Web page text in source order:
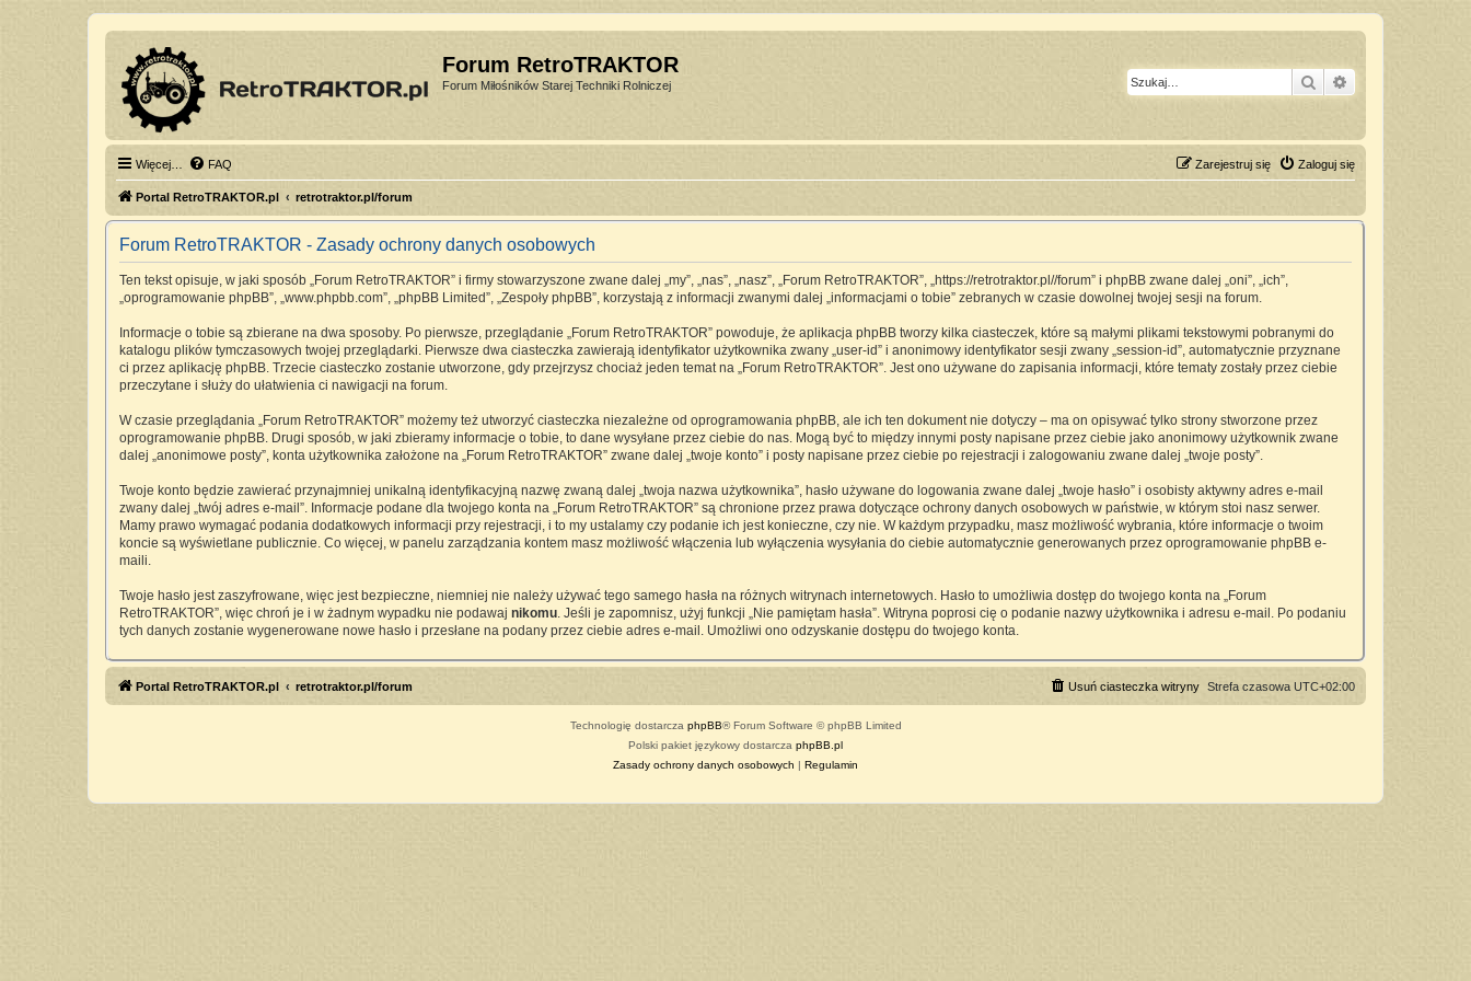
Forum RetroTRAKTOR
Forum Miłośników Starej Techniki Rolniczej Szukaj
Więcej… FAQ Zaloguj się
Zarejestruj się
Portal RetroTRAKTOR.pl retrotraktor.pl/forum
Forum RetroTRAKTOR - Zasady ochrony danych osobowych
Ten tekst opisuje, w jaki sposób „Forum RetroTRAKTOR” i firmy stowarzyszone zwane dalej „my”, „nas”, „nasz”, „Forum RetroTRAKTOR”, „https://retrotraktor.pl//forum” i phpBB zwane dalej „oni”, „ich”,
„oprogramowanie phpBB”, „www.phpbb.com”, „phpBB Limited”, „Zespoły phpBB”, korzystają z informacji zwanymi dalej „informacjami o tobie” zebranych w czasie dowolnej twojej sesji na forum.
Informacje o tobie są zbierane na dwa sposoby. Po pierwsze, przeglądanie „Forum RetroTRAKTOR” powoduje, że aplikacja phpBB tworzy kilka ciasteczek, które są małymi plikami tekstowymi pobranymi do
katalogu plików tymczasowych twojej przeglądarki. Pierwsze dwa ciasteczka zawierają identyfikator użytkownika zwany „user-id” i anonimowy identyfikator sesji zwany „session-id”, automatycznie przyznane
ci przez aplikację phpBB. Trzecie ciasteczko zostanie utworzone, gdy przejrzysz chociaż jeden temat na „Forum RetroTRAKTOR”. Jest ono używane do zapisania informacji, które tematy zostały przez ciebie
przeczytane i służy do ułatwienia ci nawigacji na forum.
W czasie przeglądania „Forum RetroTRAKTOR” możemy też utworzyć ciasteczka niezależne od oprogramowania phpBB, ale ich ten dokument nie dotyczy – ma on opisywać tylko strony stworzone przez
oprogramowanie phpBB. Drugi sposób, w jaki zbieramy informacje o tobie, to dane wysyłane przez ciebie do nas. Mogą być to między innymi posty napisane przez ciebie jako anonimowy użytkownik zwane
dalej „anonimowe posty”, konta użytkownika założone na „Forum RetroTRAKTOR” zwane dalej „twoje konto” i posty napisane przez ciebie po rejestracji i zalogowaniu zwane dalej „twoje posty”.
Twoje konto będzie zawierać przynajmniej unikalną identyfikacyjną nazwę zwaną dalej „twoja nazwa użytkownika”, hasło używane do logowania zwane dalej „twoje hasło” i osobisty aktywny adres e-mail
zwany dalej „twój adres e-mail”. Informacje podane dla twojego konta na „Forum RetroTRAKTOR” są chronione przez prawa dotyczące ochrony danych osobowych w państwie, w którym stoi nasz serwer.
Mamy prawo wymagać podania dodatkowych informacji przy rejestracji, i to my ustalamy czy podanie ich jest konieczne, czy nie. W każdym przypadku, masz możliwość wybrania, które informacje o twoim
koncie są wyświetlane publicznie. Co więcej, w panelu zarządzania kontem masz możliwość włączenia lub wyłączenia wysyłania do ciebie automatycznie generowanych przez oprogramowanie phpBB e-
maili.
Twoje hasło jest zaszyfrowane, więc jest bezpieczne, niemniej nie należy używać tego samego hasła na różnych witrynach internetowych. Hasło to umożliwia dostęp do twojego konta na „Forum
RetroTRAKTOR”, więc chroń je i w żadnym wypadku nie podawaj nikomu. Jeśli je zapomnisz, użyj funkcji „Nie pamiętam hasła”. Witryna poprosi cię o podanie nazwy użytkownika i adresu e-mail. Po podaniu
tych danych zostanie wygenerowane nowe hasło i przesłane na podany przez ciebie adres e-mail. Umożliwi ono odzyskanie dostępu do twojego konta.
Portal RetroTRAKTOR.pl retrotraktor.pl/forum Strefa czasowa UTC+02:00
Usuń ciasteczka witryny
Technologię dostarcza phpBB® Forum Software © phpBB Limited
Polski pakiet językowy dostarcza phpBB.pl
Zasady ochrony danych osobowych | Regulamin